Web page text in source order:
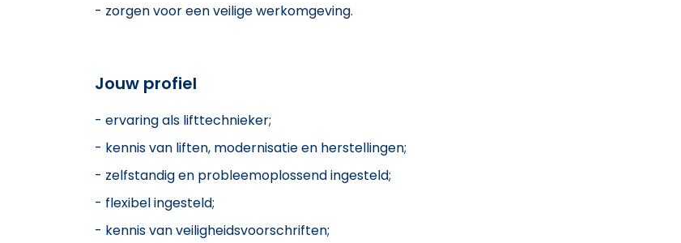
- zorgen voor een veilige werkomgeving.
Jouw profiel
- ervaring als lifttechnieker;
- kennis van liften, modernisatie en herstellingen;
- zelfstandig en probleemoplossend ingesteld;
- flexibel ingesteld;
- kennis van veiligheidsvoorschriften;